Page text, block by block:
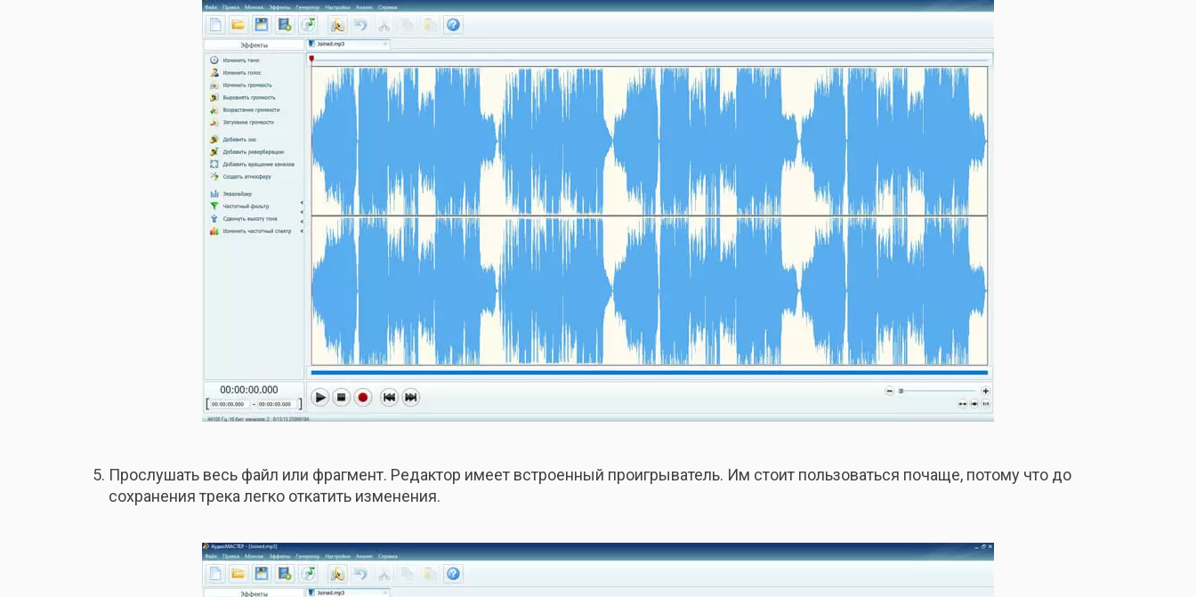
Прослушать весь файл или фрагмент. Редактор имеет встроенный проигрыватель. Им стоит пользоваться почаще, потому что до
сохранения трека легко откатить изменения.